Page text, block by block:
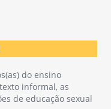
do ensino
informal, as
de educação sexual